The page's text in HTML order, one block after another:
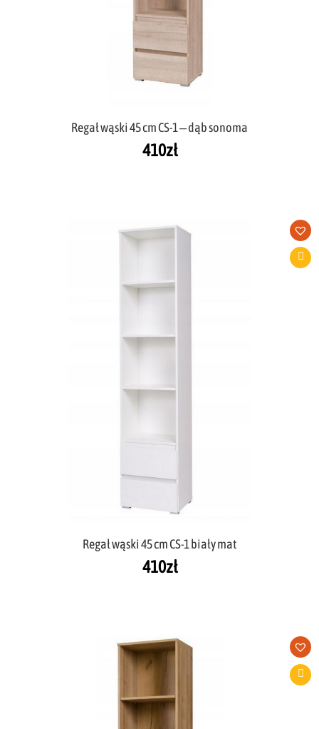
Regał wąski 45 cm CS-1 – dąb sonoma
410zł
Regał wąski 45 cm CS-1 biały mat
410zł